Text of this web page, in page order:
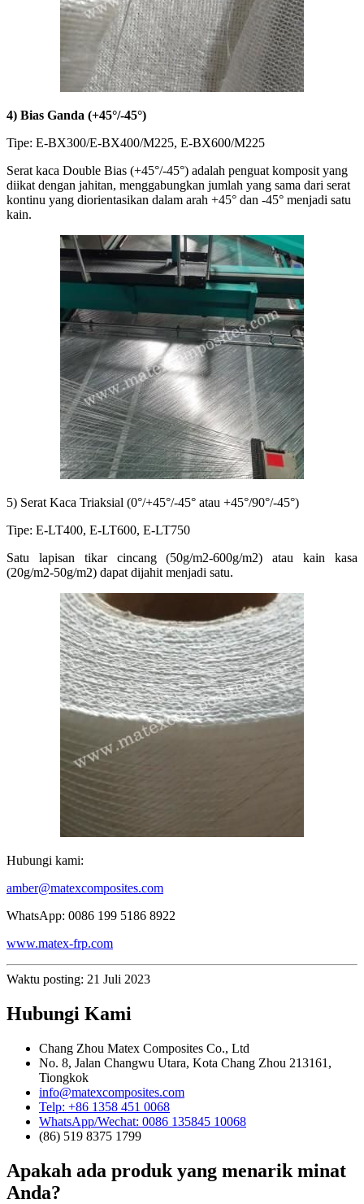
4) Bias Ganda (+45°/-45°)
Tipe: E-BX300/E-BX400/M225, E-BX600/M225
Serat kaca Double Bias (+45°/-45°) adalah penguat komposit yang
diikat dengan jahitan, menggabungkan jumlah yang sama dari serat
kontinu yang diorientasikan dalam arah +45° dan -45° menjadi satu
kain.
5) Serat Kaca Triaksial (0°/+45°/-45° atau +45°/90°/-45°)
Tipe: E-LT400, E-LT600, E-LT750
Satu lapisan tikar cincang (50g/m2-600g/m2) atau kain kasa
(20g/m2-50g/m2) dapat dijahit menjadi satu.
Hubungi kami:
amber@matexcomposites.com
WhatsApp: 0086 199 5186 8922
www.matex-frp.com
Waktu posting: 21 Juli 2023
Hubungi Kami
Chang Zhou Matex Composites Co., Ltd
No. 8, Jalan Changwu Utara, Kota Chang Zhou 213161,
Tiongkok
info@matexcomposites.com
Telp: +86 1358 451 0068
WhatsApp/Wechat: 0086 135845 10068
(86) 519 8375 1799
Apakah ada produk yang menarik minat
Anda?